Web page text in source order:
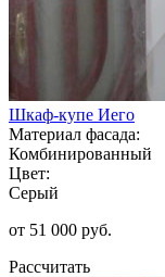
Шкаф-купе Иего
Материал фасада:
Комбинированный
Цвет:
Серый
от 51 000 руб.
Рассчитать